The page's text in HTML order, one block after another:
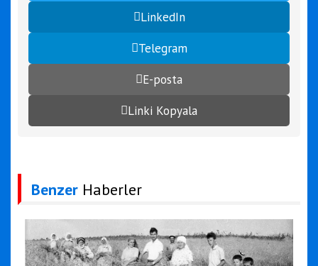
LinkedIn
Telegram
E-posta
Linki Kopyala
Benzer Haberler